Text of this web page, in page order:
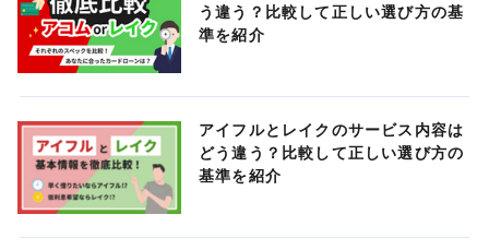
う違う？比較して正しい選び方の基
準を紹介
アイフルとレイクのサービス内容は
どう違う？比較して正しい選び方の
基準を紹介